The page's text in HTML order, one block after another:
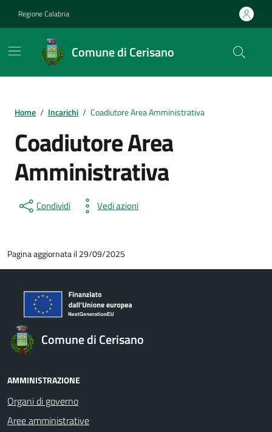
Regione Calabria
Comune di Cerisano
Home / Incarichi / Coadiutore Area Amministrativa
Coadiutore Area
Amministrativa
Condividi Vedi azioni
Pagina aggiornata il 29/09/2025
Comune di Cerisano
AMMINISTRAZIONE
Organi di governo
Aree amministrative